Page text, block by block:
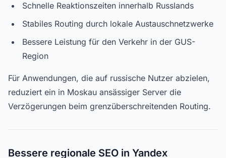
Schnelle Reaktionszeiten innerhalb Russlands
Stabiles Routing durch lokale Austauschnetzwerke
Bessere Leistung für den Verkehr in der GUS-
Region
Für Anwendungen, die auf russische Nutzer abzielen,
reduziert ein in Moskau ansässiger Server die
Verzögerungen beim grenzüberschreitenden Routing.
Bessere regionale SEO in Yandex